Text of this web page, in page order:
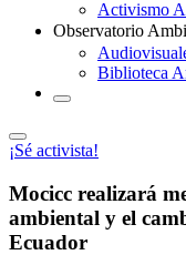
Activismo
Observatorio
Biblioteca
¡Sé activista!
Mocicc realizará
ambiental y el
Ecuador